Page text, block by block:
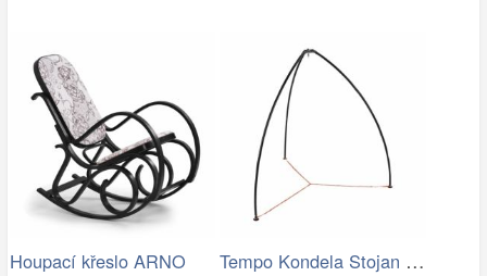
Houpací křeslo ARNO Tempo Kondela Stojan pro závěsné křeslo…